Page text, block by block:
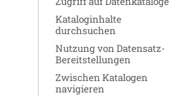
Kataloginhalte
durchsuchen
Nutzung von Datensatz-
Bereitstellungen
Zwischen Katalogen
navigieren